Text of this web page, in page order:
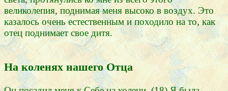
великолепия, поднимая меня высоко в воздух. Это
казалось очень естественным и походило на то, как
отец поднимает свое дитя.
На коленях нашего Отца